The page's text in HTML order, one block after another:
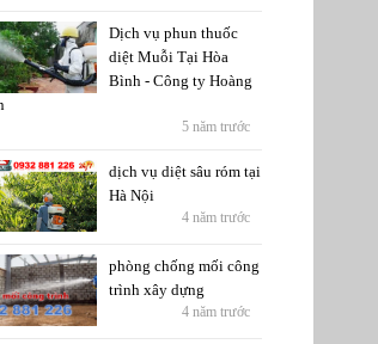
Dịch vụ phun thuốc
diệt Muỗi Tại Hòa
Bình - Công ty Hoàng
5 năm trước
dịch vụ diệt sâu róm tại
Hà Nội
4 năm trước
phòng chống mối công
trình xây dựng
4 năm trước